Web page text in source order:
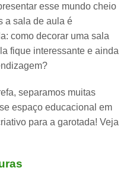
esse mundo cheio
a sala de aula é
como decorar uma sala
fique interessante e ainda
separamos muitas
espaço educacional em
para a garotada! Veja